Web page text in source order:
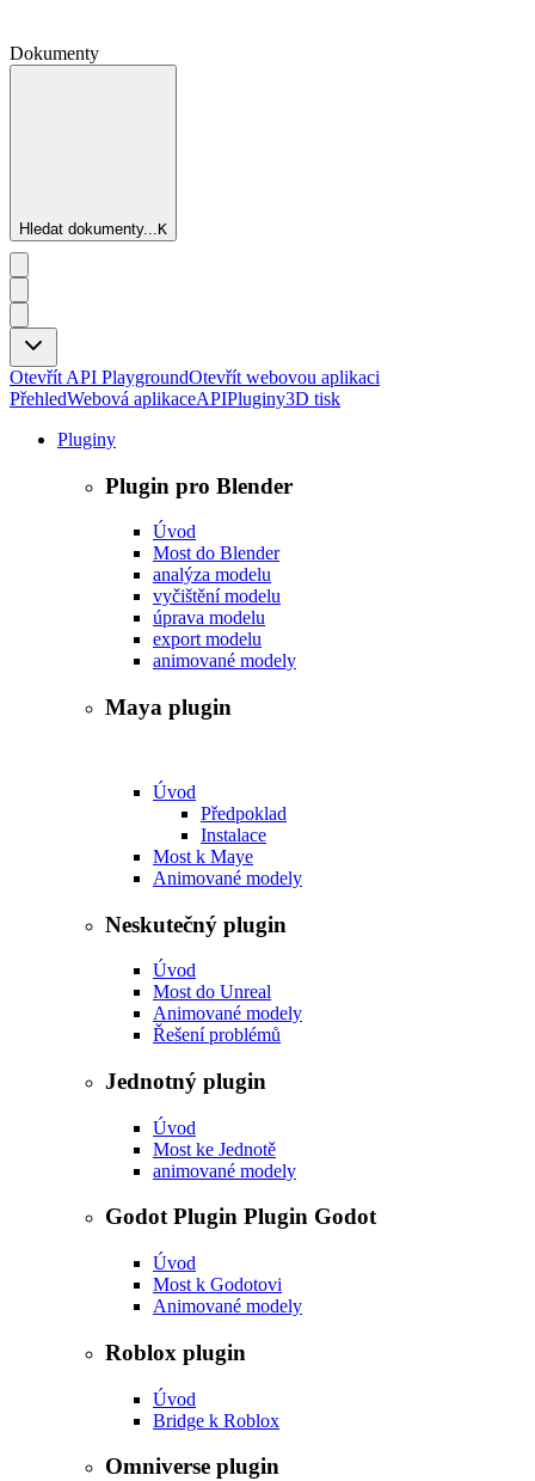
Dokumenty
Hledat dokumenty...K
Otevřít API PlaygroundOtevřít webovou aplikaci
PřehledWebová aplikaceAPIPluginy3D tisk
Pluginy
Plugin pro Blender
Úvod
Most do Blender
analýza modelu
vyčištění modelu
úprava modelu
export modelu
animované modely
Maya plugin
Úvod
Předpoklad
Instalace
Most k Maye
Animované modely
Neskutečný plugin
Úvod
Most do Unreal
Animované modely
Řešení problémů
Jednotný plugin
Úvod
Most ke Jednotě
animované modely
Godot Plugin Plugin Godot
Úvod
Most k Godotovi
Animované modely
Roblox plugin
Úvod
Bridge k Roblox
Omniverse plugin